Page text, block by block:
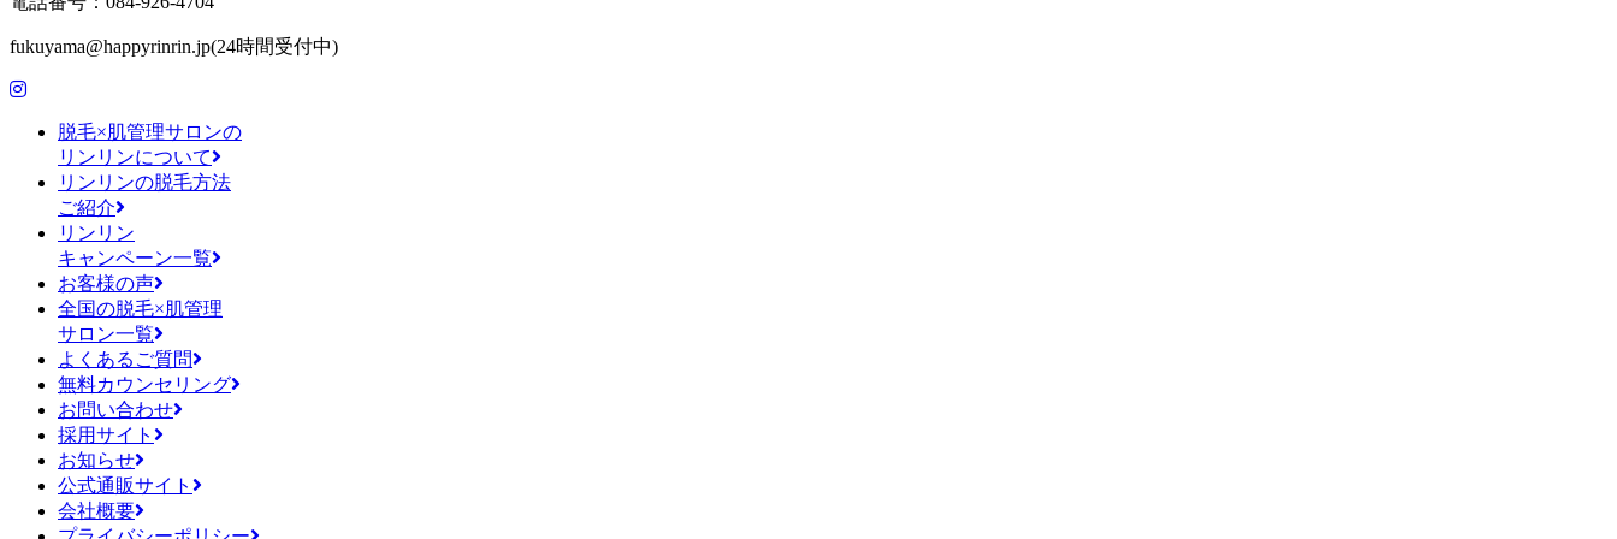
fukuyama@happyrinrin.jp(24時間受付中)
脱毛×肌管理サロンの
リンリンについて
リンリンの脱毛方法
ご紹介
リンリン
キャンペーン一覧
お客様の声
全国の脱毛×肌管理
サロン一覧
よくあるご質問
無料カウンセリング
お問い合わせ
採用サイト
お知らせ
公式通販サイト
会社概要